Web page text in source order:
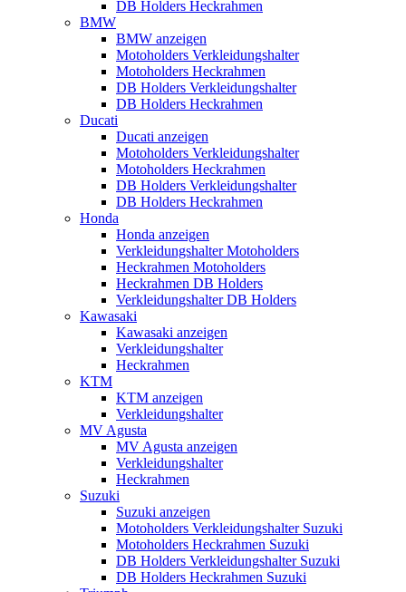
DB Holders Heckrahmen
BMW
BMW anzeigen
Motoholders Verkleidungshalter
Motoholders Heckrahmen
DB Holders Verkleidungshalter
DB Holders Heckrahmen
Ducati
Ducati anzeigen
Motoholders Verkleidungshalter
Motoholders Heckrahmen
DB Holders Verkleidungshalter
DB Holders Heckrahmen
Honda
Honda anzeigen
Verkleidungshalter Motoholders
Heckrahmen Motoholders
Heckrahmen DB Holders
Verkleidungshalter DB Holders
Kawasaki
Kawasaki anzeigen
Verkleidungshalter
Heckrahmen
KTM
KTM anzeigen
Verkleidungshalter
MV Agusta
MV Agusta anzeigen
Verkleidungshalter
Heckrahmen
Suzuki
Suzuki anzeigen
Motoholders Verkleidungshalter Suzuki
Motoholders Heckrahmen Suzuki
DB Holders Verkleidungshalter Suzuki
DB Holders Heckrahmen Suzuki